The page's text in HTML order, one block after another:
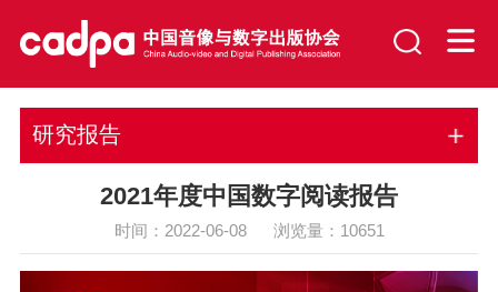
研究报告
2021年度中国数字阅读报告
时间：2022-06-08 浏览量： 10651